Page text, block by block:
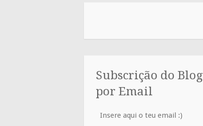
Subscrição do Blog
por Email
Insere